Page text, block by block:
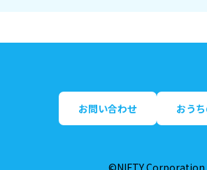
お問い合わせ おう
©NIFTY Corporation